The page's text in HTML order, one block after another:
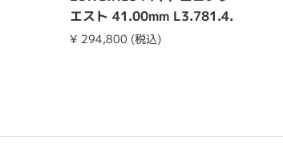
エスト 41.00mm L3.781.4.
96.6
¥ 294,800 (税込)